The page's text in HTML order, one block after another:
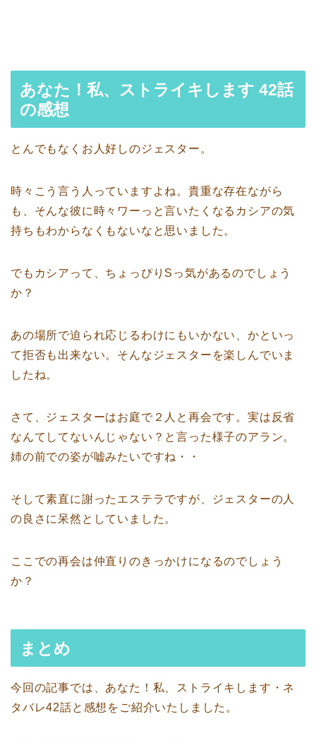
あなた！私、ストライキします 42話
の感想
とんでもなくお人好しのジェスター。
時々こう言う人っていますよね。貴重な存在ながら
も、そんな彼に時々ワーっと言いたくなるカシアの気
持ちもわからなくもないなと思いました。
でもカシアって、ちょっぴりSっ気があるのでしょう
か？
あの場所で迫られ応じるわけにもいかない、かといっ
て拒否も出来ない。そんなジェスターを楽しんでいま
したね。
さて、ジェスターはお庭で２人と再会です。実は反省
なんてしてないんじゃない？と言った様子のアラン。
姉の前での姿が嘘みたいですね・・
そして素直に謝ったエステラですが、ジェスターの人
の良さに呆然としていました。
ここでの再会は仲直りのきっかけになるのでしょう
か？
まとめ
今回の記事では、あなた！私、ストライキします・ネ
タバレ42話と感想をご紹介いたしました。